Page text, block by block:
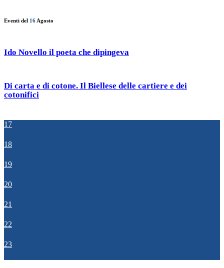
Eventi del 16 Agosto
Ido Novello il poeta che dipingeva
Di carta e di cotone. Il Biellese delle cartiere e dei
cotonifici
17
18
19
20
21
22
23